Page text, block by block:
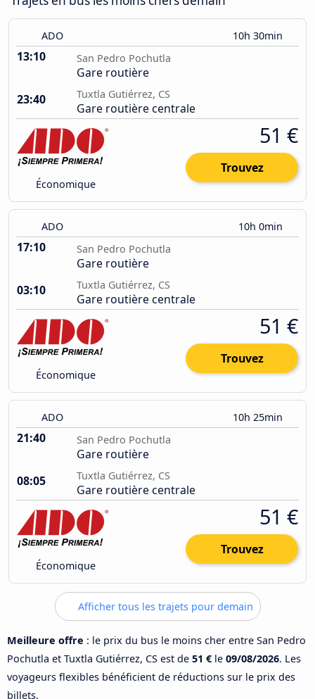
ADO 10h 30min
13:10 San Pedro Pochutla
Gare routière
23:40
Tuxtla Gutiérrez, CS
Gare routière centrale
Économique
51 €
Trouvez
ADO 10h 0min
17:10 San Pedro Pochutla
Gare routière
03:10
Tuxtla Gutiérrez, CS
Gare routière centrale
Économique
51 €
Trouvez
ADO 10h 25min
21:40 San Pedro Pochutla
Gare routière
08:05
Tuxtla Gutiérrez, CS
Gare routière centrale
Économique
51 €
Trouvez
Afficher tous les trajets pour demain
Meilleure offre : le prix du bus le moins cher entre San Pedro
Pochutla et Tuxtla Gutiérrez, CS est de 51 € le 09/08/2026. Les
voyageurs flexibles bénéficient de réductions sur le prix des
billets.